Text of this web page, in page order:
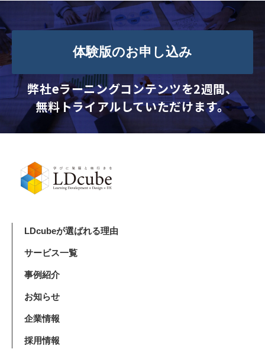
体験版のお申し込み
弊社eラーニングコンテンツを2週間、
無料トライアルしていただけます。
LDcubeが選ばれる理由
サービス一覧
事例紹介
お知らせ
企業情報
採用情報